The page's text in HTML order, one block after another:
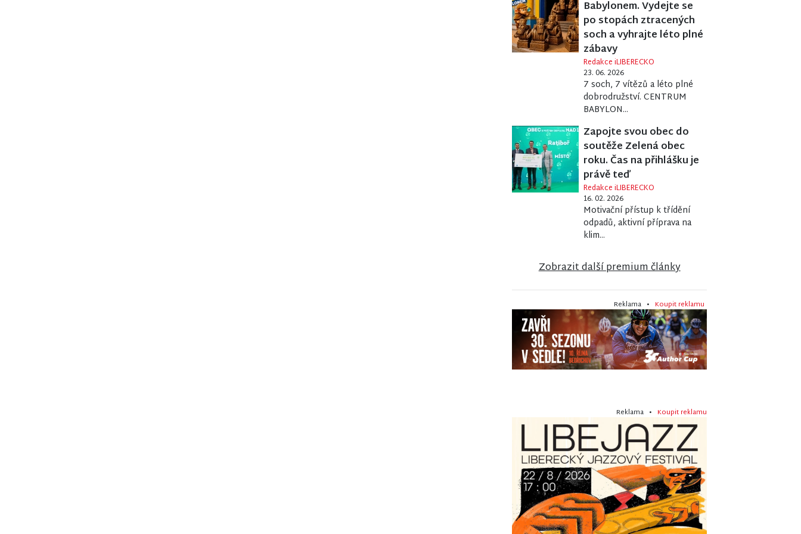
Babylonem. Vydejte se
po stopách ztracených
soch a vyhrajte léto plné
zábavy
Redakce iLIBERECKO
23. 06. 2026
7 soch, 7 vítězů a léto plné
dobrodružství. CENTRUM
BABYLON...
Zapojte svou obec do
soutěže Zelená obec
roku. Čas na přihlášku je
právě teď
Redakce iLIBERECKO
16. 02. 2026
Motivační přístup k třídění
odpadů, aktivní příprava na
klim...
Zobrazit další premium články
Reklama • Koupit reklamu
Reklama • Koupit reklamu